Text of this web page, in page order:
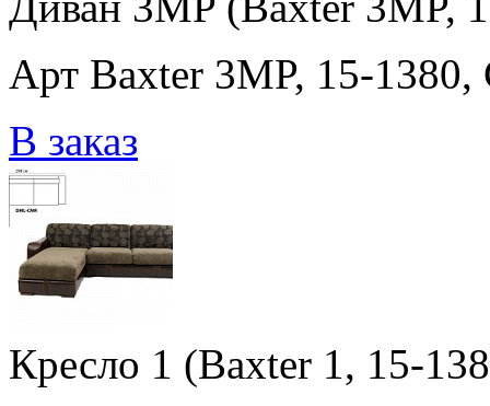
Арт Baxter 3MP, 15-1380,
В заказ
Кресло 1 (Baxter 1, 15-